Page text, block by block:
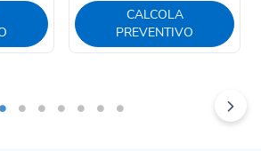
CALCOLA
PREVENTIVO